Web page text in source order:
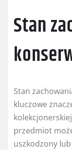
Stan
Stan
kluczowe
przedmiot
uszkodzony